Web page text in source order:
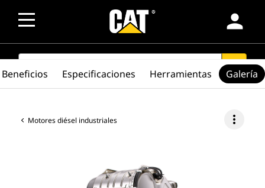
person
SEARCH search
Motores diésel industriales more_vert
Beneficios Especificaciones Herramientas Galería